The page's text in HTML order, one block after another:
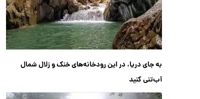
به جای دریا، در این رودخانه‌های خنک و زلال شمال
آب‌تنی کنید